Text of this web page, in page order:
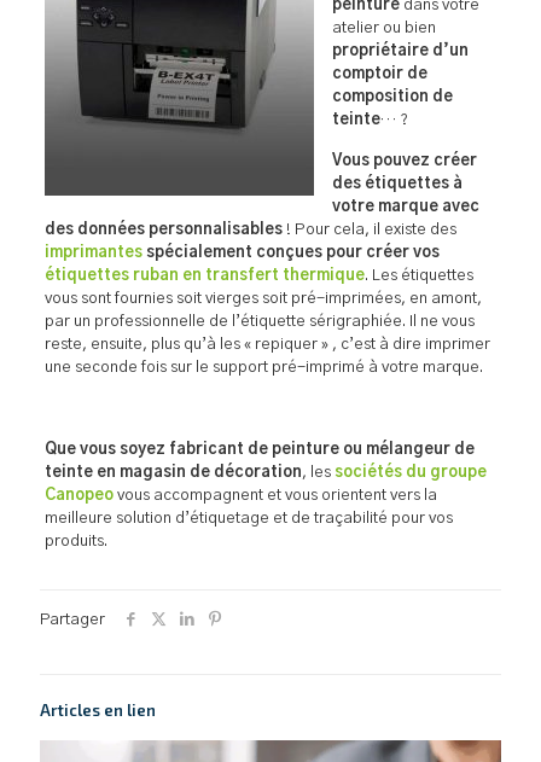
peinturedans votre
atelier ou bien
propriétaire d’un
comptoir de
composition de
teinte… ?
Vous pouvez créer
des étiquettes à
votre marque avec
des données personnalisables! Pour cela, il existe des
imprimantesspécialement conçues pour créer vos
étiquettes ruban en transfert thermique. Les étiquettes
vous sont fournies soit vierges soit pré-imprimées, en amont,
par un professionnelle de l’étiquette sérigraphiée. Il ne vous
reste, ensuite, plus qu’à les « repiquer » , c’est à dire imprimer
une seconde fois sur le support pré-imprimé à votre marque.
Que vous soyez fabricant de peinture ou mélangeur de
teinte en magasin de décoration, les sociétés du groupe
Canopeovous accompagnent et vous orientent vers la
meilleure solution d’étiquetage et de traçabilité pour vos
produits.
Partager
Articles en lien